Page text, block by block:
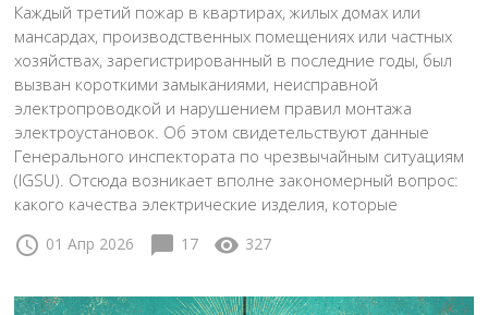
Каждый третий пожар в квартирах, жилых домах или
мансардах, производственных помещениях или частных
хозяйствах, зарегистрированный в последние годы, был
вызван короткими замыканиями, неисправной
электропроводкой и нарушением правил монтажа
электроустановок. Об этом свидетельствуют данные
Генерального инспектората по чрезвычайным ситуациям
(IGSU). Отсюда возникает вполне закономерный вопрос:
какого качества электрические изделия, которые
schedule 01 Апр 2026 chat_bubble 17 visibility 327